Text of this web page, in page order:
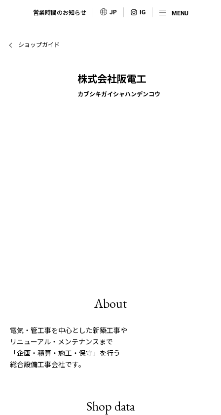
営業時間のお知らせ JP
ショップガイド
株式会社阪電工
カブシキガイシャハンデンコウ
About
電気・管工事を中心とした新築工事や
リニューアル・メンテナンスまで
「企画・積算・施工・保守」を行う
総合設備工事会社です。
Shop data